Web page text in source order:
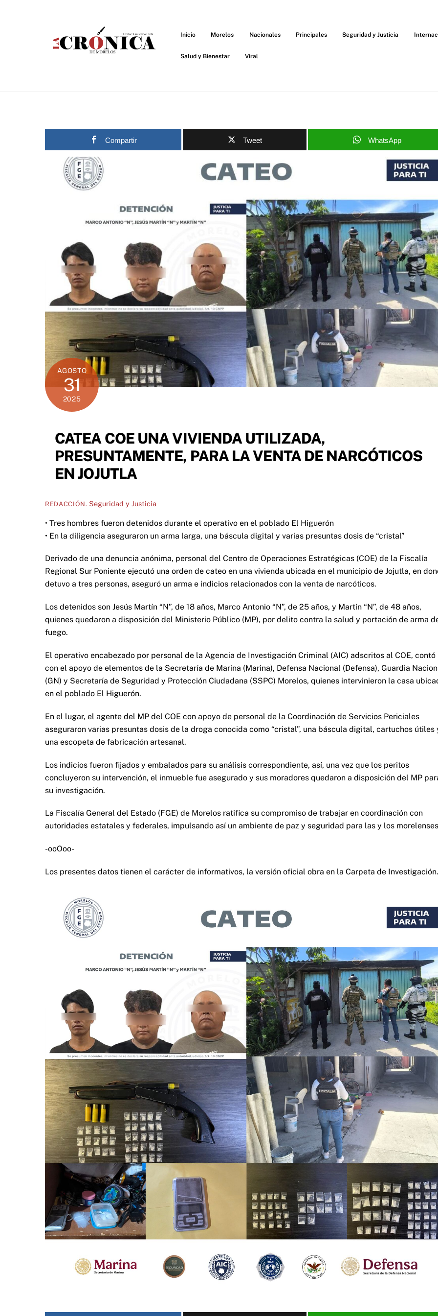
Inicio Morelos Nacionales Principales Seguridad y Justicia
Salud y Bienestar Viral
Compartir Tweet WhatsApp
AGOSTO
31
2025
CATEA COE UNA VIVIENDA UTILIZADA,
PRESUNTAMENTE, PARA LA VENTA DE NARCÓTICOS
EN JOJUTLA
REDACCIÓN. Seguridad y Justicia
• Tres hombres fueron detenidos durante el operativo en el poblado El Higuerón
• En la diligencia aseguraron un arma larga, una báscula digital y varias presuntas dosis de “cristal”
Derivado de una denuncia anónima, personal del Centro de Operaciones Estratégicas (COE) de la Fiscalía
Regional Sur Poniente ejecutó una orden de cateo en una vivienda ubicada en el municipio de Jojutla, en
detuvo a tres personas, aseguró un arma e indicios relacionados con la venta de narcóticos.
Los detenidos son Jesús Martín “N”, de 18 años, Marco Antonio “N”, de 25 años, y Martín “N”, de 48 años,
quienes quedaron a disposición del Ministerio Público (MP), por delito contra la salud y portación de arma
fuego.
El operativo encabezado por personal de la Agencia de Investigación Criminal (AIC) adscritos al COE, contó
con el apoyo de elementos de la Secretaría de Marina (Marina), Defensa Nacional (Defensa), Guardia
(GN) y Secretaría de Seguridad y Protección Ciudadana (SSPC) Morelos, quienes intervinieron la casa
en el poblado El Higuerón.
En el lugar, el agente del MP del COE con apoyo de personal de la Coordinación de Servicios Periciales
aseguraron varias presuntas dosis de la droga conocida como “cristal”, una báscula digital, cartuchos útiles
una escopeta de fabricación artesanal.
Los indicios fueron fijados y embalados para su análisis correspondiente, así, una vez que los peritos
concluyeron su intervención, el inmueble fue asegurado y sus moradores quedaron a disposición del MP
su investigación.
La Fiscalía General del Estado (FGE) de Morelos ratifica su compromiso de trabajar en coordinación con
autoridades estatales y federales, impulsando así un ambiente de paz y seguridad para las y los
-ooOoo-
Los presentes datos tienen el carácter de informativos, la versión oficial obra en la Carpeta de Investigación.